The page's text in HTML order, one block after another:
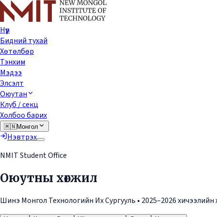
Нүүр
Бидний тухай
Хөтөлбөр
Тэнхим
Мэдээ
Элсэлт
Оюутан
Клуб / секц
Холбоо барих
🇲🇳Монгол
Нэвтрэх
NMIT Student Office
Оюутны хөгжил
Шинэ Монгол Технологийн Их Сургууль • 2025–2026хичээлийн